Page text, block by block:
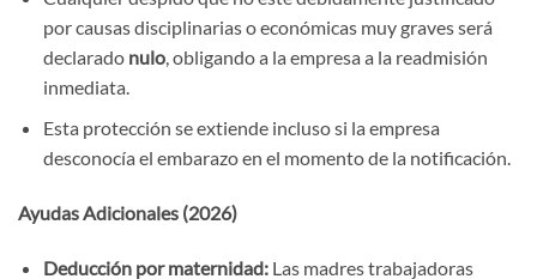
por causas disciplinarias o económicas muy graves será
declarado nulo, obligando a la empresa a la readmisión
inmediata.
Esta protección se extiende incluso si la empresa
desconocía el embarazo en el momento de la notificación.
Ayudas Adicionales (2026)
Deducción por maternidad:Las madres trabajadoras